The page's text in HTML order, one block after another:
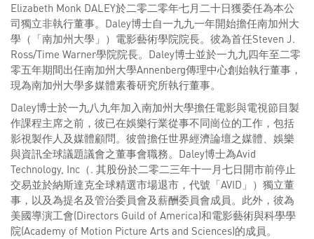
Elizabeth Monk DALEY於二零二零年七月二十日獲委任為本公
司獨立非執行董事。Daley博士自一九九一年開始擔任南加州大
學（「南加州大學」）電影藝術學院院長。彼為首任Steven J.
Ross/Time Warner學院院長。Daley博士並於一九九四年至二零
零五年期間出任南加州大學Annenberg傳理中心創始執行董事，
現為南加州大學多媒體素養研究所執行董事。
Daley博士於一九八九年加入南加州大學擔任電影與電視節目製
作課程主席之前，彼已在娛樂行業從事不同崗位的工作，包括
影視製作人及媒體顧問。彼曾擔任世界經濟論壇之媒體、娛樂
與資訊全球議題議會之董事會職務。Daley博士為Avid
Technology, Inc（. 其股份於二零二三年十一月七日開市前停止
交易並於納斯達克全球精選市場退市，代號「AVID」）獨立董
事，以及為提名及管治委員會及薪酬委員會成員。此外，彼為
美國導演工會(Directors Guild of America)和電影藝術與科學學
院(Academy of Motion Picture Arts and Sciences)的成員。